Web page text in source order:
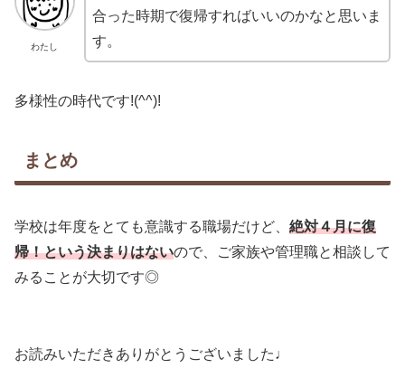
わたし
合った時期で復帰すればいいのかなと思いま
す。
多様性の時代です!(^^)!
まとめ
学校は年度をとても意識する職場だけど、 絶対４月に復
帰！という決まりはないので、ご家族や管理職と相談して
みることが大切です◎
お読みいただきありがとうございました♩